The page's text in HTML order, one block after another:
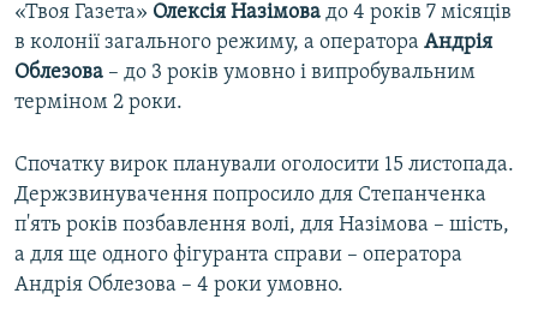
«Твоя Газета» Олексія Назімова до 4 років 7 місяців
в колонії загального режиму, а оператора Андрія
Облезова – до 3 років умовно і випробувальним
терміном 2 роки.
Спочатку вирок планували оголосити 15 листопада.
Держзвинувачення попросило для Степанченка
п'ять років позбавлення волі, для Назімова – шість,
а для ще одного фігуранта справи – оператора
Андрія Облезова – 4 роки умовно.